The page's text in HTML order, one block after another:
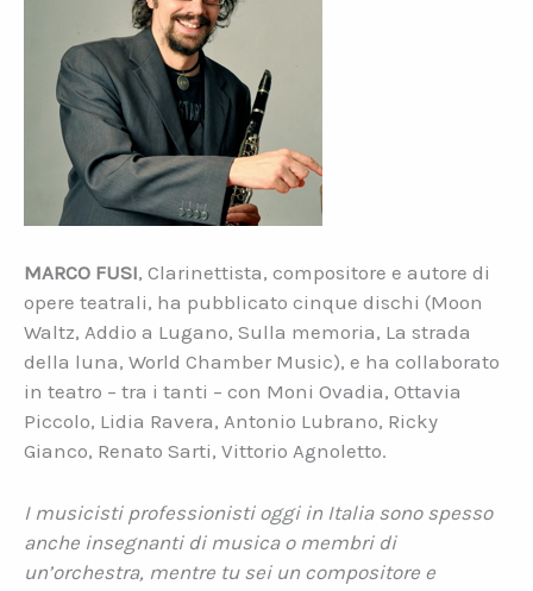
MARCO FUSI, Clarinettista, compositore e autore di
opere teatrali, ha pubblicato cinque dischi (Moon
Waltz, Addio a Lugano, Sulla memoria, La strada
della luna, World Chamber Music), e ha collaborato
in teatro – tra i tanti – con Moni Ovadia, Ottavia
Piccolo, Lidia Ravera, Antonio Lubrano, Ricky
Gianco, Renato Sarti, Vittorio Agnoletto.
I musicisti professionisti oggi in Italia sono spesso
anche insegnanti di musica o membri di
un’orchestra, mentre tu sei un compositore e